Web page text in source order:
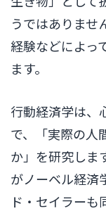
うではありませ
経験などによって
ます。
行動経済学は、
で、「実際の人
か」を研究しま
がノーベル経済
ド・セイラーも